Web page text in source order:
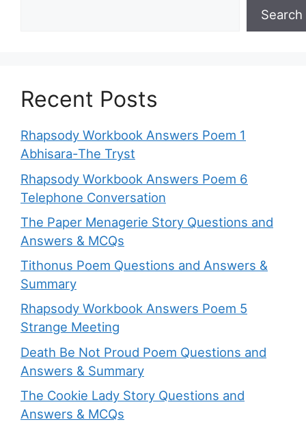
Search
Recent Posts
Rhapsody Workbook Answers Poem 1
Abhisara-The Tryst
Rhapsody Workbook Answers Poem 6
Telephone Conversation
The Paper Menagerie Story Questions and
Answers & MCQs
Tithonus Poem Questions and Answers &
Summary
Rhapsody Workbook Answers Poem 5
Strange Meeting
Death Be Not Proud Poem Questions and
Answers & Summary
The Cookie Lady Story Questions and
Answers & MCQs